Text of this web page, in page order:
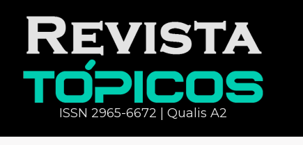
ISSN 2965-6672 | Qualis A2